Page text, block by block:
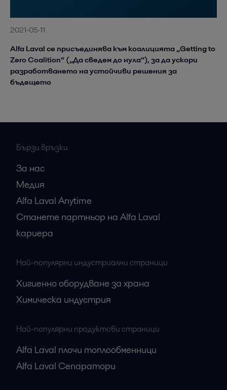
2021-05-11
Alfa Laval се присъединява към коалицията „Getting to
Zero Coalition“ („Да сведем до нула“), за да ускори
разработването на устойчиви решения за
бъдещето
Бързи връзки
За нас
Медия
Alfa Laval Anytime
Станете партньор на Alfa Laval
кариера
Най-популярни индустриални страници
Хигиенно оборудване за храна
Химическа индустрия
Най-популярни продуктови страници
Alfa Laval плочи топлообменници
Alfa Laval Сепаратори